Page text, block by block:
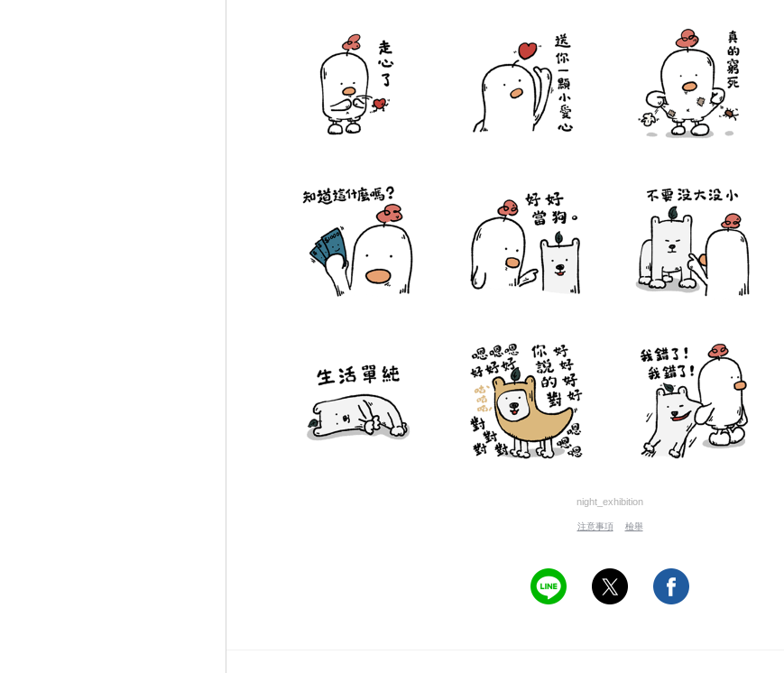
night_exhibition
注意事項 檢舉